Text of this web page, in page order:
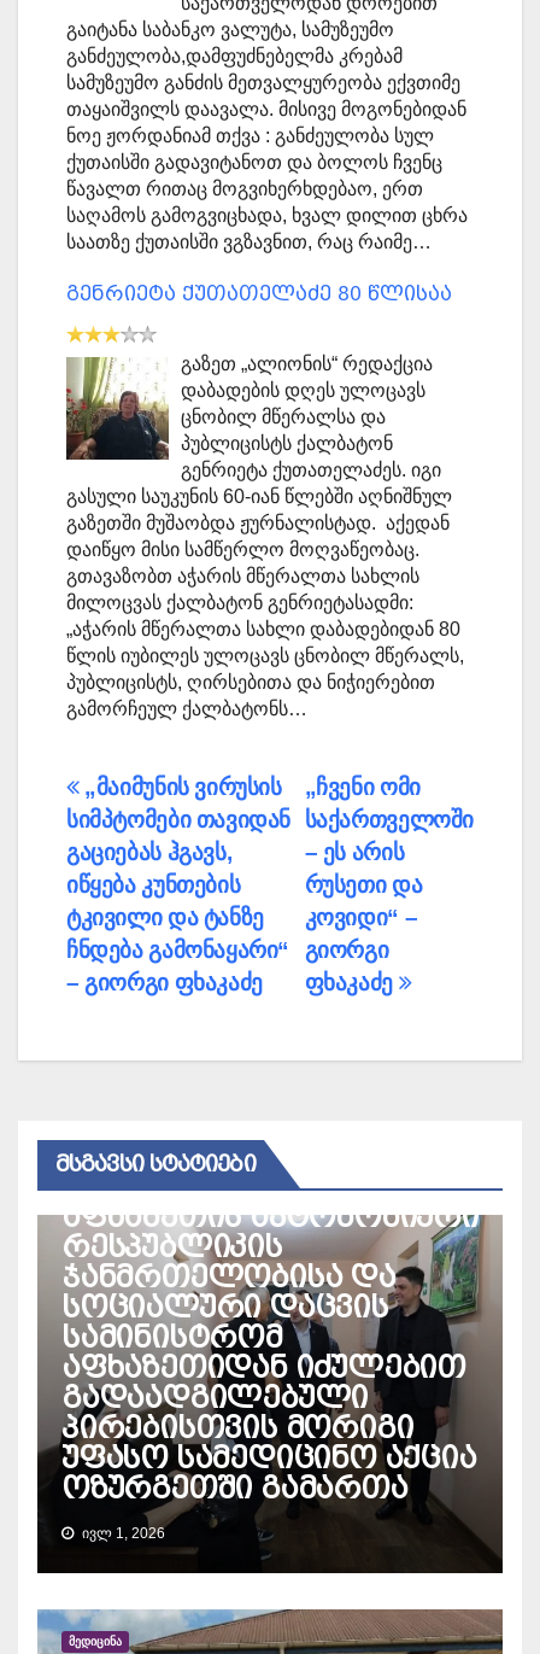
გაიტანა საბანკო ვალუტა, სამუზეუმო
განძეულობა,დამფუძნებელმა კრებამ
სამუზეუმო განძის მეთვალყურეობა ექვთიმე
თაყაიშვილს დაავალა. მისივე მოგონებიდან
ნოე ჟორდანიამ თქვა : განძეულობა სულ
ქუთაისში გადავიტანოთ და ბოლოს ჩვენც
წავალთ რითაც მოგვიხერხდებაო, ერთ
საღამოს გამოგვიცხადა, ხვალ დილით ცხრა
საათზე ქუთაისში ვგზავნით, რაც რაიმე…
გენრიეტა ქუთათელაძე 80 წლისაა
გაზეთ „ალიონის“ რედაქცია
დაბადების დღეს ულოცავს
ცნობილ მწერალსა და
პუბლიცისტს ქალბატონ
გენრიეტა ქუთათელაძეს. იგი
გასული საუკუნის 60-იან წლებში აღნიშნულ
გაზეთში მუშაობდა ჟურნალისტად. აქედან
დაიწყო მისი სამწერლო მოღვაწეობაც.
გთავაზობთ აჭარის მწერალთა სახლის
მილოცვას ქალბატონ გენრიეტასადმი:
„აჭარის მწერალთა სახლი დაბადებიდან 80
წლის იუბილეს ულოცავს ცნობილ მწერალს,
პუბლიცისტს, ღირსებითა და ნიჭიერებით
გამორჩეულ ქალბატონს…
პოსტის
ნავიგაცია
„ჩვენი ომი
საქართველოში
– ეს არის
რუსეთი და
კოვიდი“ –
გიორგი
ფხაკაძე
„მაიმუნის ვირუსის
სიმპტომები თავიდან
გაციებას ჰგავს,
იწყება კუნთების
ტკივილი და ტანზე
ჩნდება გამონაყარი“
– გიორგი ფხაკაძე
ᲛᲡᲒᲐᲕᲡᲘ ᲡᲢᲐᲢᲘᲔᲑᲘ
აფხაზეთის ავტონომიური
რესპუბლიკის
ჯანმრთელობისა და
სოციალური დაცვის
სამინისტრომ
აფხაზეთიდან იძულებით
გადაადგილებული
პირებისთვის მორიგი
უფასო სამედიცინო აქცია
ოზურგეთში გამართა
ᲘᲕᲚ 1, 2026
ᲛᲔᲓᲘᲪᲘᲜᲐ